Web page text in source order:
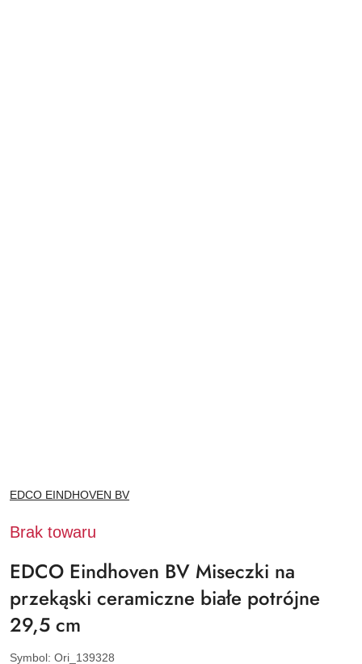
NAZWA
PRODUCENTA:
EDCO EINDHOVEN BV
Brak towaru
EDCO Eindhoven BV Miseczki na
przekąski ceramiczne białe potrójne
29,5 cm
Symbol: Ori_139328